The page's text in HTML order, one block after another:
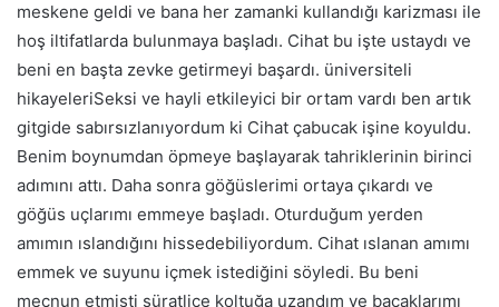
meskene geldi ve bana her zamanki kullandığı karizması ile
hoş iltifatlarda bulunmaya başladı. Cihat bu işte ustaydı ve
beni en başta zevke getirmeyi başardı. üniversiteli
hikayeleriSeksi ve hayli etkileyici bir ortam vardı ben artık
gitgide sabırsızlanıyordum ki Cihat çabucak işine koyuldu.
Benim boynumdan öpmeye başlayarak tahriklerinin birinci
adımını attı. Daha sonra göğüslerimi ortaya çıkardı ve
göğüs uçlarımı emmeye başladı. Oturduğum yerden
amımın ıslandığını hissedebiliyordum. Cihat ıslanan amımı
emmek ve suyunu içmek istediğini söyledi. Bu beni
mecnun etmişti süratlice koltuğa uzandım ve bacaklarımı